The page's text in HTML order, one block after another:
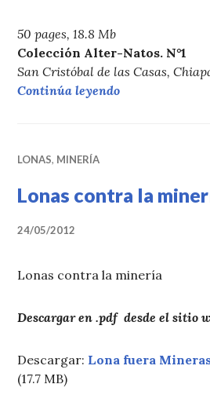
50 pages, 18.8 Mb
Colección Alter-Natos. N°1
San Cristóbal de las Casas,
Continúa leyendo«ALTER-
LONAS, MINERÍA
Lonas contra la
24/05/2012
Lonas contra la minería
Descargar en .pdf desde el sitio
Descargar: Lona fuera
(17.7 MB)